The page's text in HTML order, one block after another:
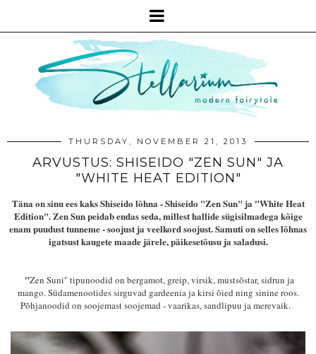
THURSDAY, NOVEMBER 21, 2013
ARVUSTUS: SHISEIDO "ZEN SUN" JA
"WHITE HEAT EDITION"
Täna on sinu ees kaks Shiseido lõhna - Shiseido "Zen Sun" ja "White Heat
Edition". Zen Sun peidab endas seda, millest hallide sügisilmadega kõige
enam puudust tunneme - soojust ja veelkord soojust. Samuti on selles lõhnas
igatsust kaugete maade järele, päikesetõusu ja saladusi.
"Zen Suni" tipunoodid on bergamot, greip, virsik, mustsõstar, sidrun ja
mango. Südamenootides sirguvad gardeenia ja kirsi õied ning sinine roos.
Põhjanoodid on soojemast soojemad - vaarikas, sandlipuu ja merevaik.